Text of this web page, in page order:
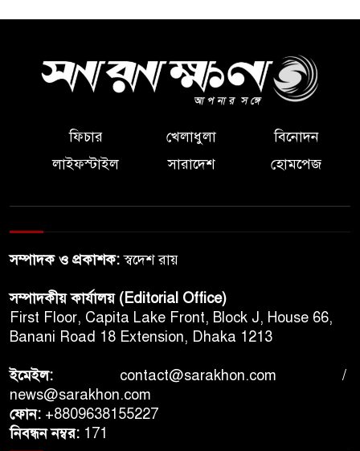
ফিচার খেলাধুলা
বিনোদন
লাইফস্টাইল
সারাদেশ হোমপেজ
সম্পাদক ও প্রকাশক:স্বদেশ রায়
সম্পাদকীয় কার্যালয় (Editorial Office)
First Floor, Capita Lake Front, Block J, House 66,
Banani Road 18 Extension, Dhaka 1213
ইমেইল: contact@sarakhon.com /
news@sarakhon.com
ফোন: +8809638155227
নিবন্ধন নম্বর: 171